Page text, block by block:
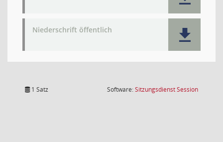
Niederschrift öffentlich
1 Satz Software:SitzungsdienstSession(Wird in